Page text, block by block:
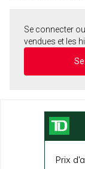
Se connecter
vendues et les